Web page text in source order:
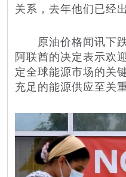
关系，去年他们已经
原油价格闻讯下跌
阿联酋的决定表示欢
定全球能源市场的关
充足的能源供应至关